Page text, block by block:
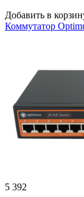
Добавить в
Коммутатор
5 392